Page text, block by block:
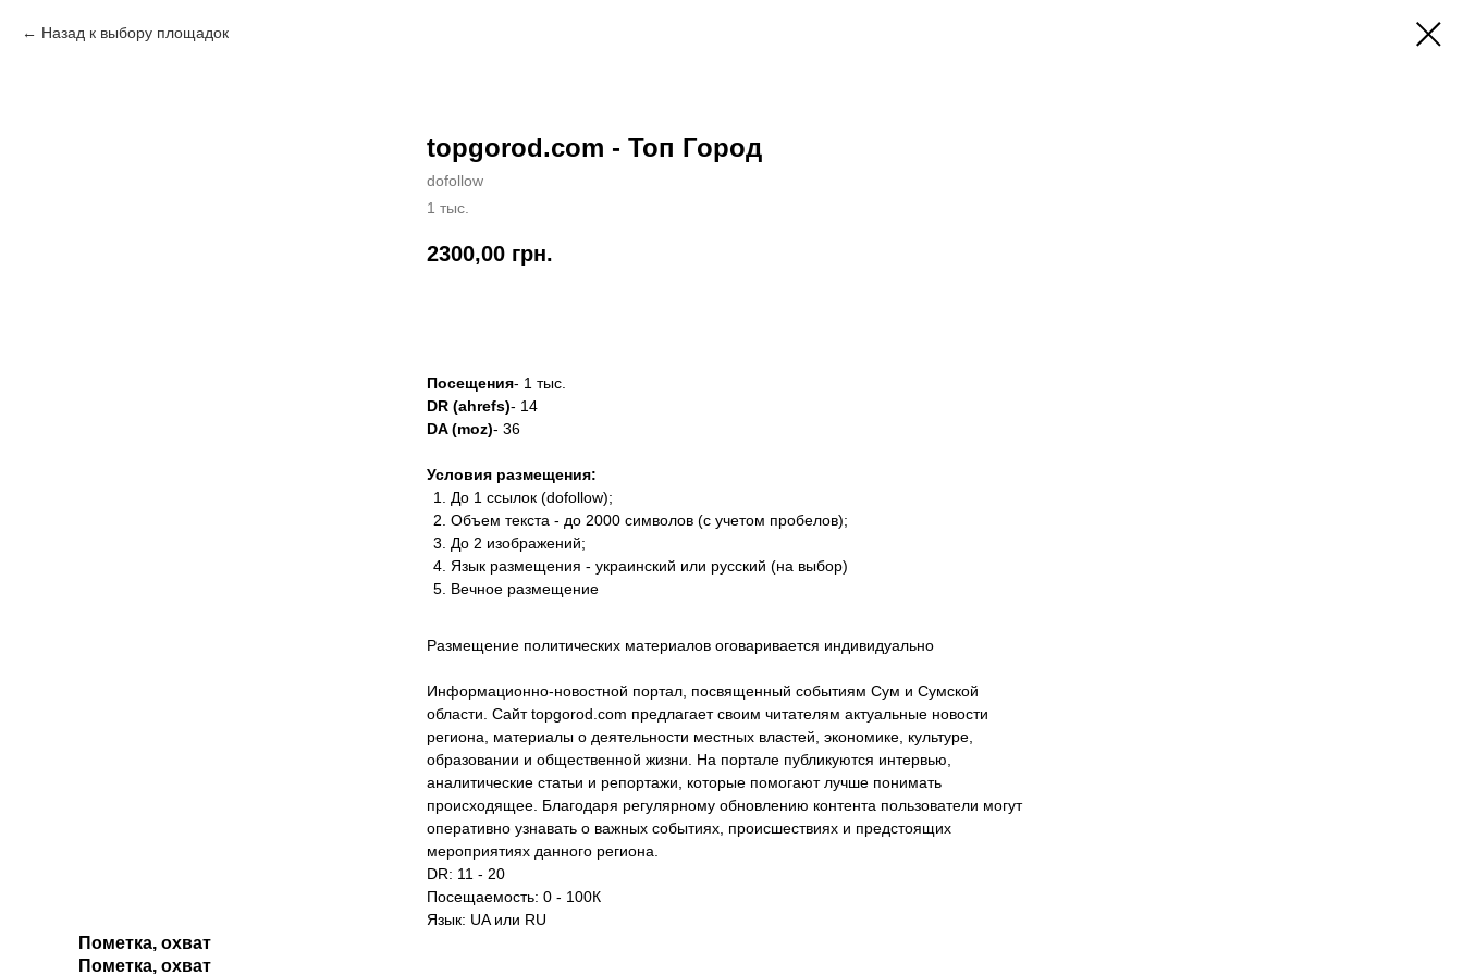
Назад к выбору площадок
topgorod.com - Топ Город
dofollow
1 тыс.
2300,00 грн.
Посещения- 1 тыс.
DR (ahrefs)- 14
DA (moz)- 36
Условия размещения:
До 1 ссылок (dofollow);
Объем текста - до 2000 символов (с учетом пробелов);
До 2 изображений;
Язык размещения - украинский или русский (на выбор)
Вечное размещение
Размещение политических материалов оговаривается индивидуально
Информационно-новостной портал, посвященный событиям Сум и Сумской
области. Сайт topgorod.com предлагает своим читателям актуальные новости
региона, материалы о деятельности местных властей, экономике, культуре,
образовании и общественной жизни. На портале публикуются интервью,
аналитические статьи и репортажи, которые помогают лучше понимать
происходящее. Благодаря регулярному обновлению контента пользователи могут
оперативно узнавать о важных событиях, происшествиях и предстоящих
мероприятиях данного региона.
DR: 11 - 20
Посещаемость: 0 - 100К
Язык: UA или RU
Пометка, охват
Пометка, охват